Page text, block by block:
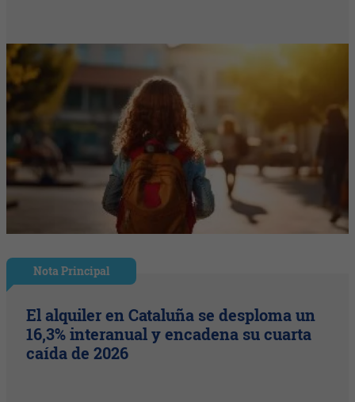
Nota Principal
El alquiler en Cataluña se desploma un
16,3% interanual y encadena su cuarta
caída de 2026